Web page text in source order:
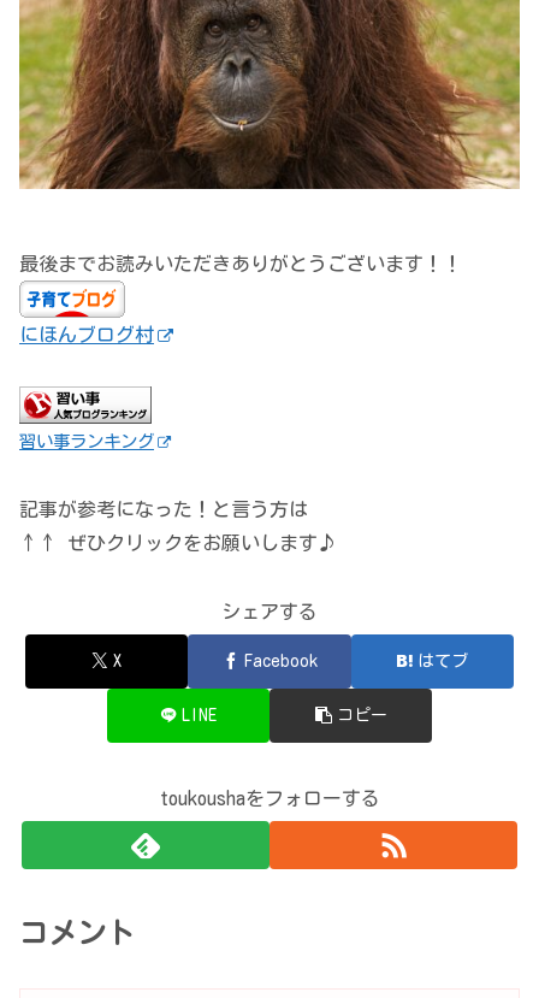
最後までお読みいただきありがとうございます！！
にほんブログ村
習い事ランキング
記事が参考になった！と言う方は
↑↑ ぜひクリックをお願いします♪
シェアする
X Facebook はてブ
LINE コピー
toukoushaをフォローする
コメント